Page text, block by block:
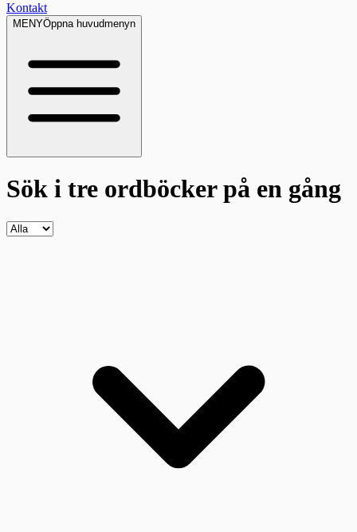
Kontakt
MENYÖppna huvudmenyn
Sök i tre ordböckerpå en gång